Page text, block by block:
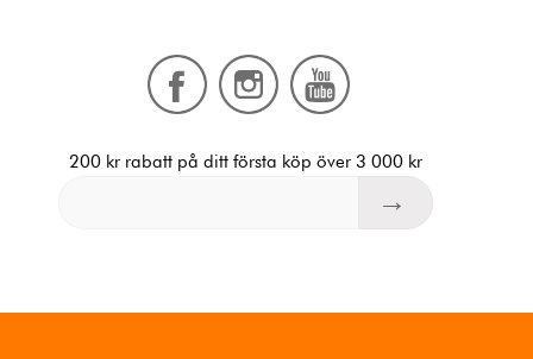
200 kr rabatt på ditt första köp över 3 000 kr